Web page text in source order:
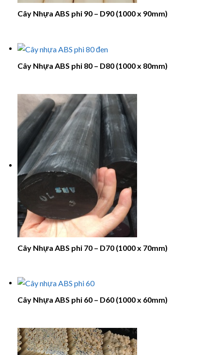
Cây Nhựa ABS phi 90 – D90 (1000 x 90mm)
Cây Nhựa ABS phi 80 – D80 (1000 x 80mm)
Cây Nhựa ABS phi 70 – D70 (1000 x 70mm)
Cây Nhựa ABS phi 60 – D60 (1000 x 60mm)